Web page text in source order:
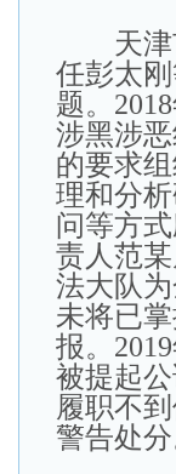
天津市
任彭太
题。
涉黑涉
的要求
理和分
问等方
责人范
法大队
未将已
报。
被提起
履职不
警告处